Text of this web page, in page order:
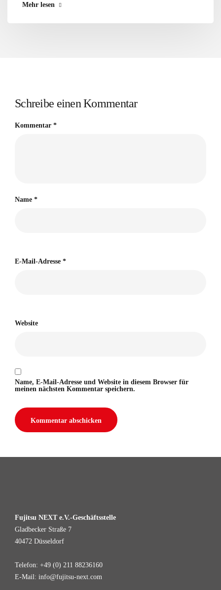
Mehr lesen
Schreibe einen Kommentar
Kommentar *
Name *
E-Mail-Adresse *
Website
Name, E-Mail-Adresse und Website in diesem Browser für
meinen nächsten Kommentar speichern.
Fujitsu NEXT e.V.-Geschäftsstelle
Gladbecker Straße 7
40472 Düsseldorf
Telefon: +49 (0) 211 88236160
E-Mail: info@fujitsu-next.com